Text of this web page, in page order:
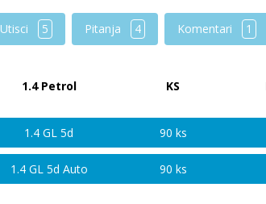
Utisci 5 Pitanja 4 Komentari 1
1.4 Petrol KS
1.4 GL 5d
90 ks
1.4 GL 5d Auto 90 ks